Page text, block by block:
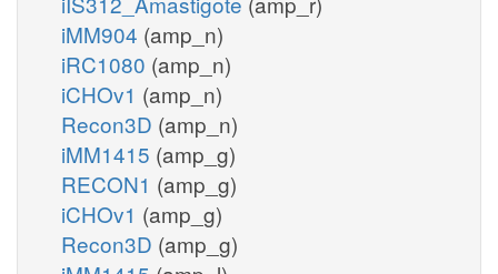
iMM904 (amp_n)
iRC1080 (amp_n)
iCHOv1 (amp_n)
Recon3D (amp_n)
iMM1415 (amp_g)
RECON1 (amp_g)
iCHOv1 (amp_g)
Recon3D (amp_g)